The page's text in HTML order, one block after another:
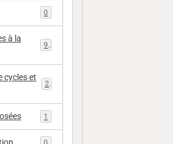
0
à la
9
cycles et
2
1